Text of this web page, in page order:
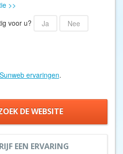
>>
voor u?
Ja Nee
Sunweb ervaringen.
DE WEBSITE
EEN ERVARING